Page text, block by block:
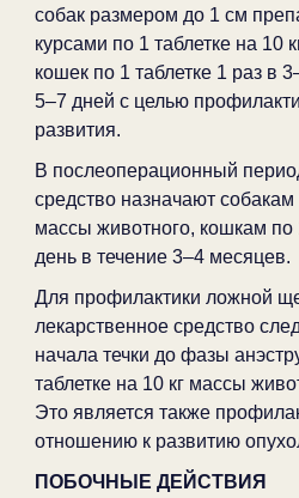
собак размером до 1 см
курсами по 1 таблетке на 10
кошек по 1 таблетке 1 раз в
5–7 дней с целью
развития.
В послеоперационный
средство назначают собакам
массы животного, кошкам по
день в течение 3–4 месяцев.
Для профилактики ложной
лекарственное средство
начала течки до фазы
таблетке на 10 кг массы
Это является также
отношению к развитию
ПОБОЧНЫЕ ДЕЙСТВИЯ